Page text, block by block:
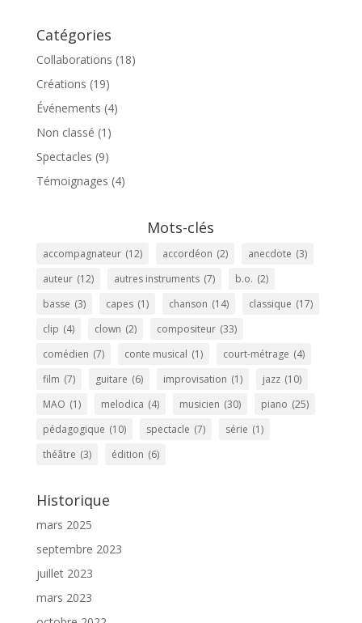
Catégories
Collaborations (18)
Créations (19)
Événements (4)
Non classé (1)
Spectacles (9)
Témoignages (4)
Mots-clés
accompagnateur (12) accordéon (2) anecdote (3)
auteur (12) autres instruments (7) b.o. (2)
basse (3) capes (1) chanson (14) classique (17)
clip (4) clown (2) compositeur (33)
comédien (7) conte musical (1) court-métrage (4)
film (7) guitare (6) improvisation (1) jazz (10)
MAO (1) melodica (4) musicien (30) piano (25)
pédagogique (10) spectacle (7) série (1)
théâtre (3) édition (6)
Historique
mars 2025
septembre 2023
juillet 2023
mars 2023